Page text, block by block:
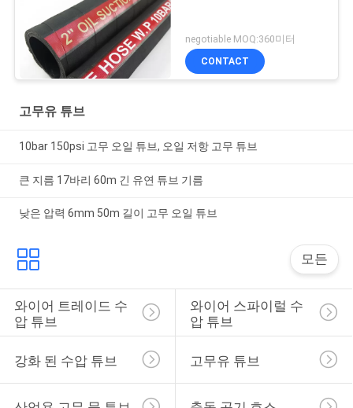
negotiable MOQ:360미터
CONTACT
고무유 튜브
10bar 150psi 고무 오일 튜브, 오일 저항 고무 튜브
큰 지름 17바리 60m 긴 유연 튜브 기름
낮은 압력 6mm 50m 길이 고무 오일 튜브
모든
와이어 트레이드 수
압 튜브
와이어 스파이럴 수
압 튜브
강화 된 수압 튜브 고무유 튜브